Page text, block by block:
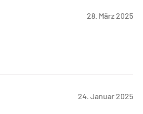
28. März 2025
24. Januar 2025